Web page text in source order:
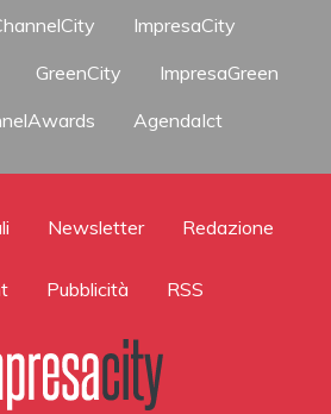
ImpresaCity
GreenCity
ImpresaGreen
AgendaIct
Newsletter Redazione
Pubblicità RSS